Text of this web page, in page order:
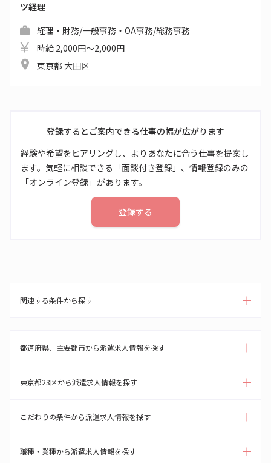
ツ経理
経理・財務/一般事務・OA事務/総務事務
時給 2,000円～2,000円
東京都 大田区
登録するとご案内できる仕事の幅が広がります
経験や希望をヒアリングし、よりあなたに合う仕事を提案し
ます。気軽に相談できる「面談付き登録」、情報登録のみの
「オンライン登録」があります。
登録する
関連する条件から探す
都道府県、主要都市から派遣求人情報を探す
東京都23区から派遣求人情報を探す
こだわりの条件から派遣求人情報を探す
職種・業種から派遣求人情報を探す